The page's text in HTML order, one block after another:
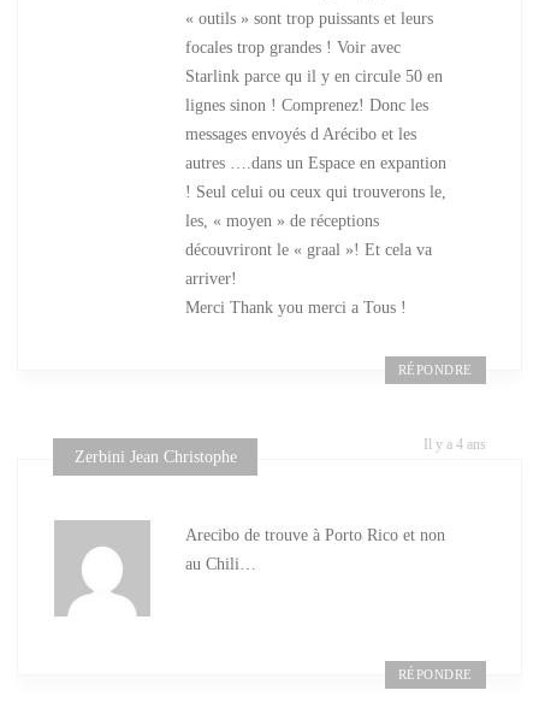
« outils » sont trop puissants et leurs
focales trop grandes ! Voir avec
Starlink parce qu il y en circule 50 en
lignes sinon ! Comprenez! Donc les
messages envoyés d Arécibo et les
autres ….dans un Espace en expantion
! Seul celui ou ceux qui trouverons le,
les, « moyen » de réceptions
découvriront le « graal »! Et cela va
arriver!
Merci Thank you merci a Tous !
RÉPONDRE
Il y a 4 ans
Zerbini Jean Christophe
Arecibo de trouve à Porto Rico et non
au Chili…
RÉPONDRE